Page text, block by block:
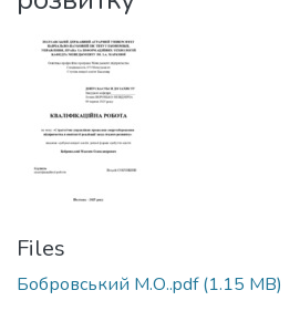
Files
Бобровський М.О..pdf(1.15 MB)